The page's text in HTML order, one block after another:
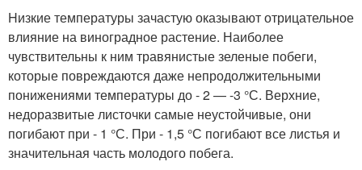
Hизкие температуры зачастую оказывают отрицательное
влияние на виноградное растение. Наиболее
чувствительны к ним травянистые зеленые побеги,
которые повреждаются даже непродолжительными
понижениями температуры до - 2 — -3 °С. Верхние,
недоразвитые листочки самые неустойчивые, они
погибают при - 1 °С. При - 1,5 °С погибают все листья и
значительная часть молодого побега.